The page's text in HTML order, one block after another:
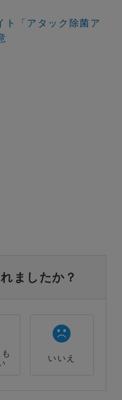
ト「アタック除菌ア
ましたか？
いいえ